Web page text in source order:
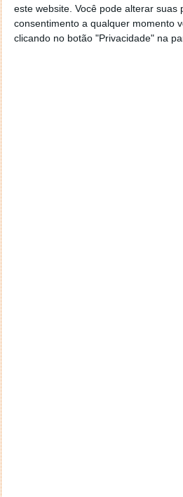
este website. Você pode alterar suas
consentimento a qualquer momento
clicando no botão "Privacidade" na